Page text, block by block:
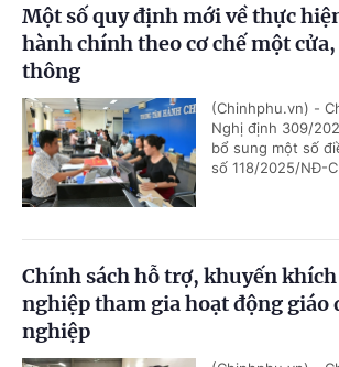
Một số quy định mới về thực
hành chính theo cơ chế một
thông
(Chinhphu.vn) -
Nghị định 309/
bổ sung một số
số 118/2025/NĐ-
Chính sách hỗ trợ, khuyến
nghiệp tham gia hoạt động giáo
nghiệp